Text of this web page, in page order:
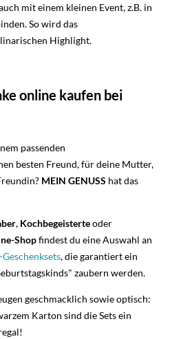
mit einem kleinen Event, z.B. in
So wird das
Highlight.
online kaufen bei
passenden
besten Freund, für deine Mutter,
MEIN GENUSS hat das
, Kochbegeisterteoder
Shopfindest du eine Auswahl an
Geschenksets, die garantiert ein
zaubern werden.
geschmacklich sowie optisch:
Karton sind die Sets ein